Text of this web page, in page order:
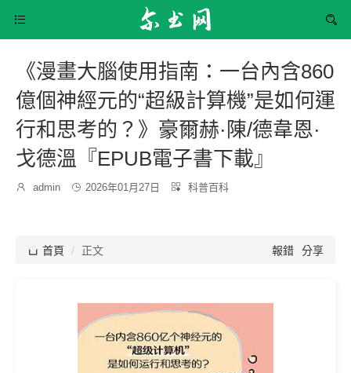


《漫畫大腦使用指南：一台內含860
億個神經元的“超級計算機”是如何運
行和思考的？》豪爾赫·陳/德韋恩·
戈德溫『EPUB電子書下載』

博
admin  發
2026年01月27日 
分
科普百科
 首頁 正文 報錯 分享